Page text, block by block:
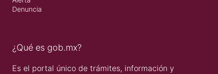
Denuncia
¿Qué es gob.mx?
Es el portal único de trámites, información y